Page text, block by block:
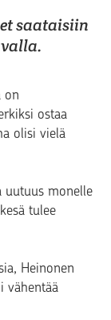
saataisiin
on
ostaa
olisi vielä
uutuus monelle
tulee
Heinonen
vähentää